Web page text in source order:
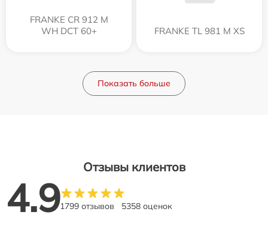
FRANKE CR 912 M
WH DCT 60+
FRANKE TL 981 M XS
Показать больше
Отзывы клиентов
4.91799 отзывов 5358 оценок